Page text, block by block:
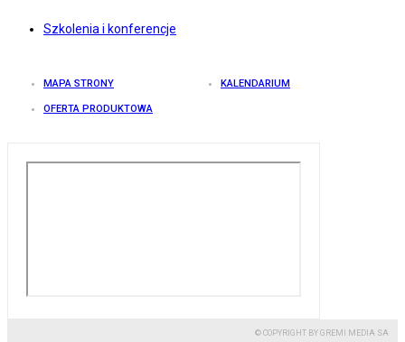
Szkolenia i konferencje
MAPA STRONY KALENDARIUM
OFERTA PRODUKTOWA
© COPYRIGHT BY GREMI MEDIA SA